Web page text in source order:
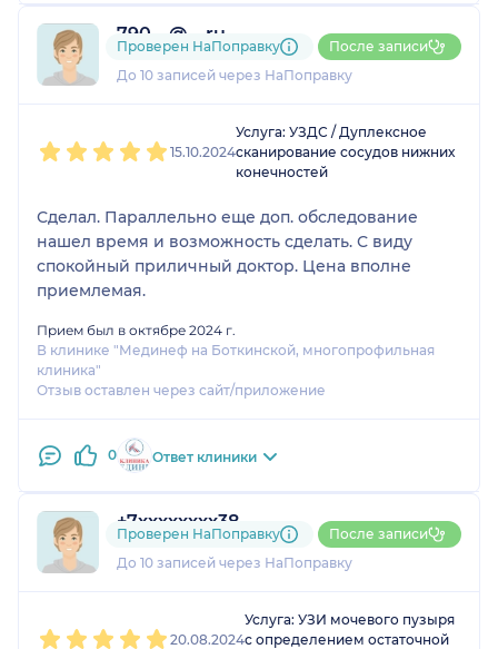
790....@....ru
6 отзывов и1 оценка
До 10 записей через НаПоправку
Проверен НаПоправку После записи
15.10.2024
Услуга: УЗДС / Дуплексное
сканирование сосудов нижних
конечностей
Сделал. Параллельно еще доп. обследование
нашел время и возможность сделать. С виду
спокойный приличный доктор. Цена вполне
приемлемая.
Прием был в октябре 2024 г.
В клинике "Мединеф на Боткинской, многопрофильная
клиника"
Отзыв оставлен через сайт/приложение
0 Ответ клиники
+7xxxxxxxx38
1 отзыв
До 10 записей через НаПоправку
Проверен НаПоправку После записи
20.08.2024
Услуга: УЗИ мочевого пузыря
с определением остаточной